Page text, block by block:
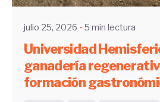
julio 25, 2026 5 min lectura
Universidad
ganadería
formación